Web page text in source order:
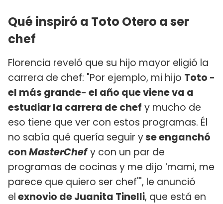
Qué inspiró a Toto Otero a ser
chef
Florencia reveló que su hijo mayor eligió la
carrera de chef: "Por ejemplo, mi hijo Toto -
el más grande- el año que viene va a
estudiar la carrera de chef y mucho de
eso tiene que ver con estos programas. Él
no sabía qué quería seguir yse enganchó
conMasterChef y con un par de
programas de cocinas y me dijo ‘mami, me
parece que quiero ser chef'", le anunció
elexnovio de Juanita Tinelli, que está en